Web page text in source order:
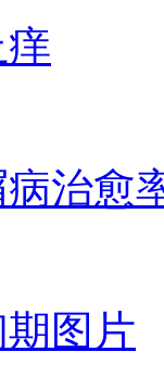
治愈
图片